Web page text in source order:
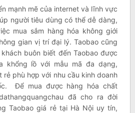
mạnh mẽ của internet và lĩnh vực
người tiêu dùng có thể dễ dàng,
mua sắm hàng hóa không giới
gian vị trí đại lý. Taobao cũng
buôn biết đến Taobao được
khổng lồ với mẫu mã đa dạng,
rẻ phù hợp với nhu cầu kinh doanh
Để mua được hàng hóa chất
đã cho ra đời
Taobao giá rẻ tại Hà Nội uy tín,